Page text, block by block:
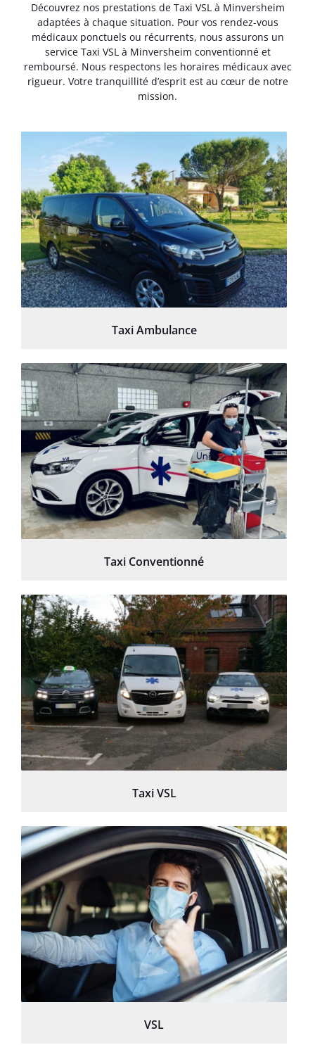
Découvrez nos prestations de Taxi VSL à Minversheim
adaptées à chaque situation. Pour vos rendez-vous
médicaux ponctuels ou récurrents, nous assurons un
service Taxi VSL à Minversheim conventionné et
remboursé. Nous respectons les horaires médicaux avec
rigueur. Votre tranquillité d’esprit est au cœur de notre
mission.
Taxi Ambulance
Taxi Conventionné
Taxi VSL
VSL